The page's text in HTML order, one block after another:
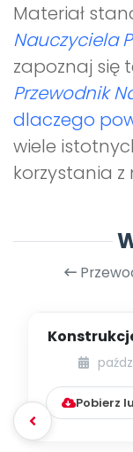
Materiał
Nauczyciela
zapoznaj się
Przewodnik
dlaczego
wiele
korzystania z
[PBP -
Pobierz